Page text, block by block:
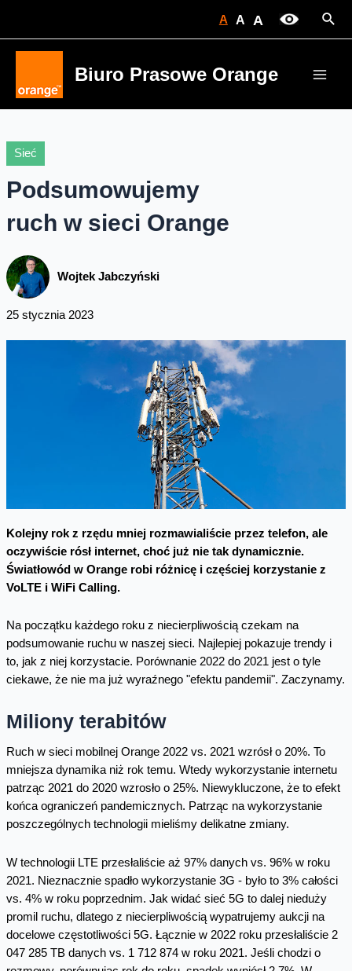
A A A
Biuro Prasowe Orange
Sieć
Podsumowujemy
ruch w sieci Orange
Wojtek Jabczyński
25 stycznia 2023
Kolejny rok z rzędu mniej rozmawialiście przez telefon, ale
oczywiście rósł internet, choć już nie tak dynamicznie.
Światłowód w Orange robi różnicę i częściej korzystanie z
VoLTE i WiFi Calling.
Na początku każdego roku z niecierpliwością czekam na
podsumowanie ruchu w naszej sieci. Najlepiej pokazuje trendy i
to, jak z niej korzystacie. Porównanie 2022 do 2021 jest o tyle
ciekawe, że nie ma już wyraźnego "efektu pandemii". Zaczynamy.
Miliony terabitów
Ruch w sieci mobilnej Orange 2022 vs. 2021 wzrósł o 20%. To
mniejsza dynamika niż rok temu. Wtedy wykorzystanie internetu
patrząc 2021 do 2020 wzrosło o 25%. Niewykluczone, że to efekt
końca ograniczeń pandemicznych. Patrząc na wykorzystanie
poszczególnych technologii mieliśmy delikatne zmiany.
W technologii LTE przesłaliście aż 97% danych vs. 96% w roku
2021. Nieznacznie spadło wykorzystanie 3G - było to 3% całości
vs. 4% w roku poprzednim. Jak widać sieć 5G to dalej nieduży
promil ruchu, dlatego z niecierpliwością wypatrujemy aukcji na
docelowe częstotliwości 5G. Łącznie w 2022 roku przesłaliście 2
047 285 TB danych vs. 1 712 874 w roku 2021. Jeśli chodzi o